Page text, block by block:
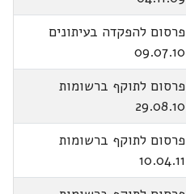
פרסום להפקדה בעיתונים
09.07.10
פרסום לתוקף ברשומות
29.08.10
פרסום לתוקף ברשומות
10.04.11